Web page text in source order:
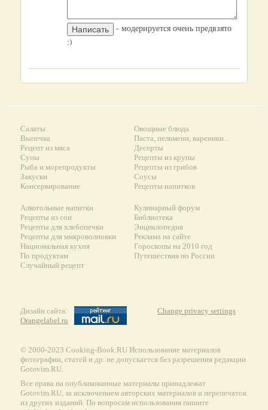
- модерируется очень предвзято
:)
Салаты
Выпечка
Рецепт из мяса
Супы
Рыба и морепродукты
Закуски
Консервирование
Овощные блюда
Паста, пельмени, вареники...
Десерты
Рецепты из крупы
Рецепты из грибов
Соусы
Рецепты напитков
Алкогольные напитки
Рецепты из сои
Рецепты для хлебопечки
Рецепты для микроволновки
Национальная кухня
По продуктам
Случайный рецепт
Кулинарный форум
Библиотека
Энциклопедия
Реклама на сайте
Гороскопы на 2010 год
Путешествия по России
Дизайн сайта:
Orangelabel.ru
Change privacy settings
© 2000-2023 Сooking-Book.RU Использование материалов
фотографии, статей и др. не допускается без разрешения редакции
Gotovim.RU.
Все права на опубликованные материалы принадлежат
Gotovim.RU, за исключением авторских материалов и перепечаток
из других изданий. По вопросам использования пишите